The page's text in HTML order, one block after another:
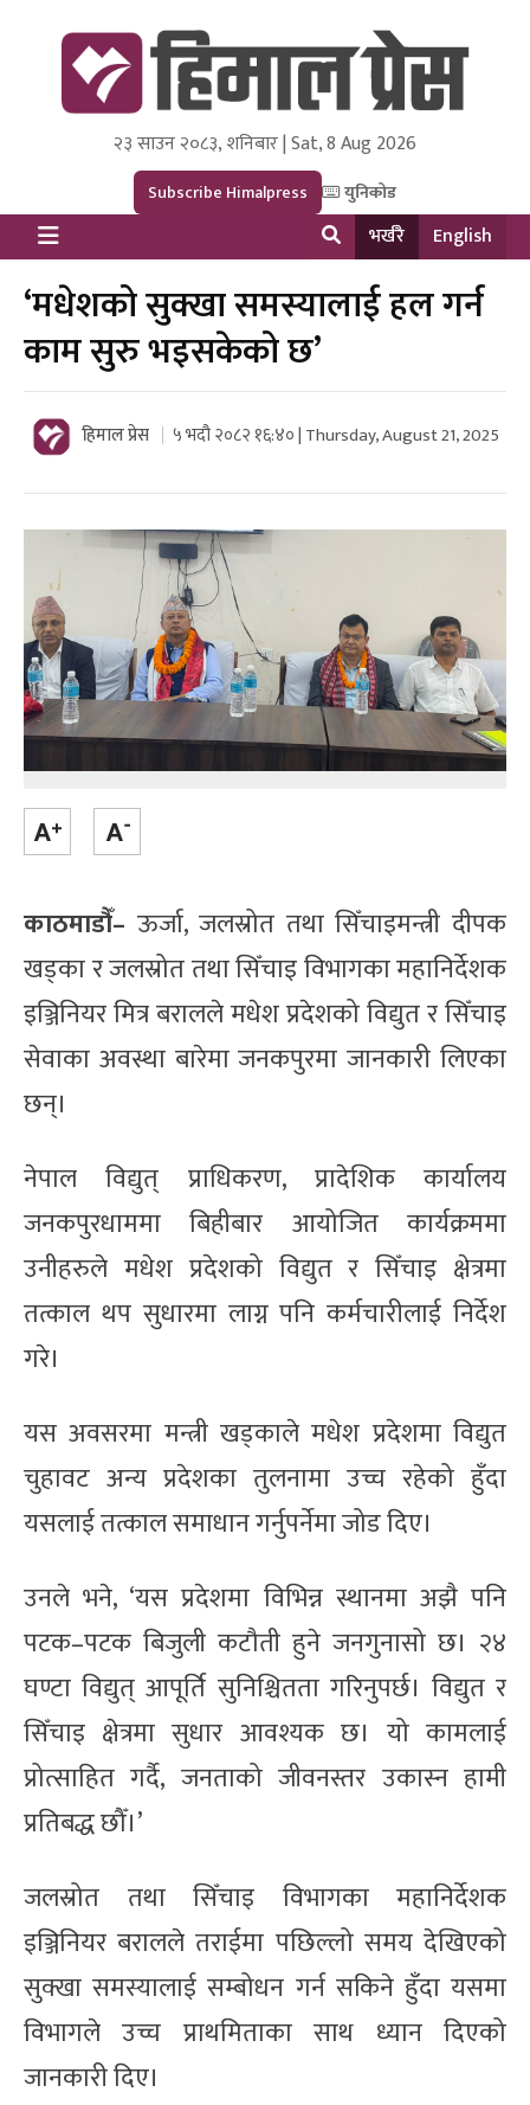
Himal Press
Dot NewsyNepal Media and Research Pvt Ltd.
२३ साउन २०८३, शनिबार | Sat, 8 Aug 2026
Subscribe Himalpress युनिकोड
भर्खरै English
‘मधेशको सुक्खा समस्यालाई हल गर्न
काम सुरु भइसकेको छ’
हिमाल प्रेस ५ भदौ २०८२ १६:४० | Thursday, August 21, 2025
काठमाडौँ– ऊर्जा, जलस्रोत तथा सिँचाइमन्त्री दीपक
खड्का र जलस्रोत तथा सिँचाइ विभागका महानिर्देशक
इञ्जिनियर मित्र बरालले मधेश प्रदेशको विद्युत र सिँचाइ
सेवाका अवस्था बारेमा जनकपुरमा जानकारी लिएका
छन्।
नेपाल विद्युत् प्राधिकरण, प्रादेशिक कार्यालय
जनकपुरधाममा बिहीबार आयोजित कार्यक्रममा
उनीहरुले मधेश प्रदेशको विद्युत र सिँचाइ क्षेत्रमा
तत्काल थप सुधारमा लाग्न पनि कर्मचारीलाई निर्देश
गरे।
यस अवसरमा मन्त्री खड्काले मधेश प्रदेशमा विद्युत
चुहावट अन्य प्रदेशका तुलनामा उच्च रहेको हुँदा
यसलाई तत्काल समाधान गर्नुपर्नेमा जोड दिए।
उनले भने, ‘यस प्रदेशमा विभिन्न स्थानमा अझै पनि
पटक–पटक बिजुली कटौती हुने जनगुनासो छ। २४
घण्टा विद्युत् आपूर्ति सुनिश्चितता गरिनुपर्छ। विद्युत र
सिँचाइ क्षेत्रमा सुधार आवश्यक छ। यो कामलाई
प्रोत्साहित गर्दै, जनताको जीवनस्तर उकास्न हामी
प्रतिबद्ध छौँ।’
जलस्रोत तथा सिँचाइ विभागका महानिर्देशक
इञ्जिनियर बरालले तराईमा पछिल्लो समय देखिएको
सुक्खा समस्यालाई सम्बोधन गर्न सकिने हुँदा यसमा
विभागले उच्च प्राथमिताका साथ ध्यान दिएको
जानकारी दिए।